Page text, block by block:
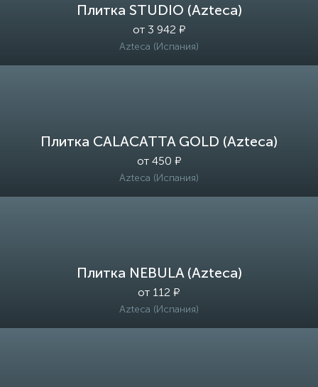
Плитка STUDIO (Azteca)
от 3 942 ₽
Azteca (Испания)
Плитка CALACATTA GOLD (Azteca)
от 450 ₽
Azteca (Испания)
Плитка NEBULA (Azteca)
от 112 ₽
Azteca (Испания)